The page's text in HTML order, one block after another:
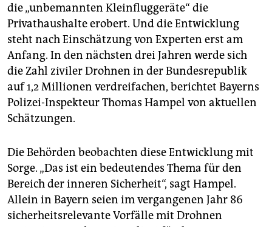
die „unbemannten Kleinfluggeräte“ die
Privathaushalte erobert. Und die Entwicklung
steht nach Einschätzung von Experten erst am
Anfang. In den nächsten drei Jahren werde sich
die Zahl ziviler Drohnen in der Bundesrepublik
auf 1,2 Millionen verdreifachen, berichtet Bayerns
Polizei-Inspekteur Thomas Hampel von aktuellen
Schätzungen.
Die Behörden beobachten diese Entwicklung mit
Sorge. „Das ist ein bedeutendes Thema für den
Bereich der inneren Sicherheit“, sagt Hampel.
Allein in Bayern seien im vergangenen Jahr 86
sicherheitsrelevante Vorfälle mit Drohnen